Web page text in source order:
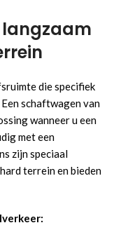
die specifiek
schaftwagen van
wanneer u een
met een
zijn speciaal
terrein en bieden